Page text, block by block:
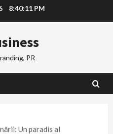
8:40:12 PM
PR
Un paradis al